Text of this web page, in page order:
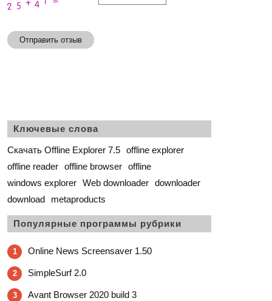
Отправить отзыв
Ключевые слова
Скачать Offline Explorer 7.5 offline explorer
offline reader offline browser offline
windows explorer Web downloader downloader
download
metaproducts
Популярные программы рубрики
1 Online News Screensaver 1.50
2 SimpleSurf 2.0
3 Avant Browser 2020 build 3